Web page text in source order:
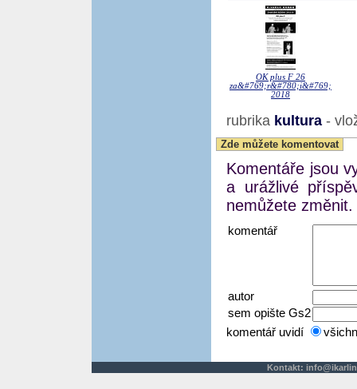
OK plus F 26
za&#769;r&#780;i&#769;
2018
rubrika kultura -
Zde můžete komentovat
Komentáře jsou
a urážlivé
nemůžete změnit.
komentář
autor
sem opište Gs2
komentář uvidí
Kontakt: